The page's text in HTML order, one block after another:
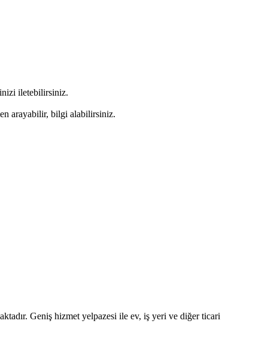
iletebilirsiniz.
arayabilir, bilgi alabilirsiniz.
Geniş hizmet yelpazesi ile ev, iş yeri ve diğer ticari